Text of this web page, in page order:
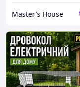
Master's House